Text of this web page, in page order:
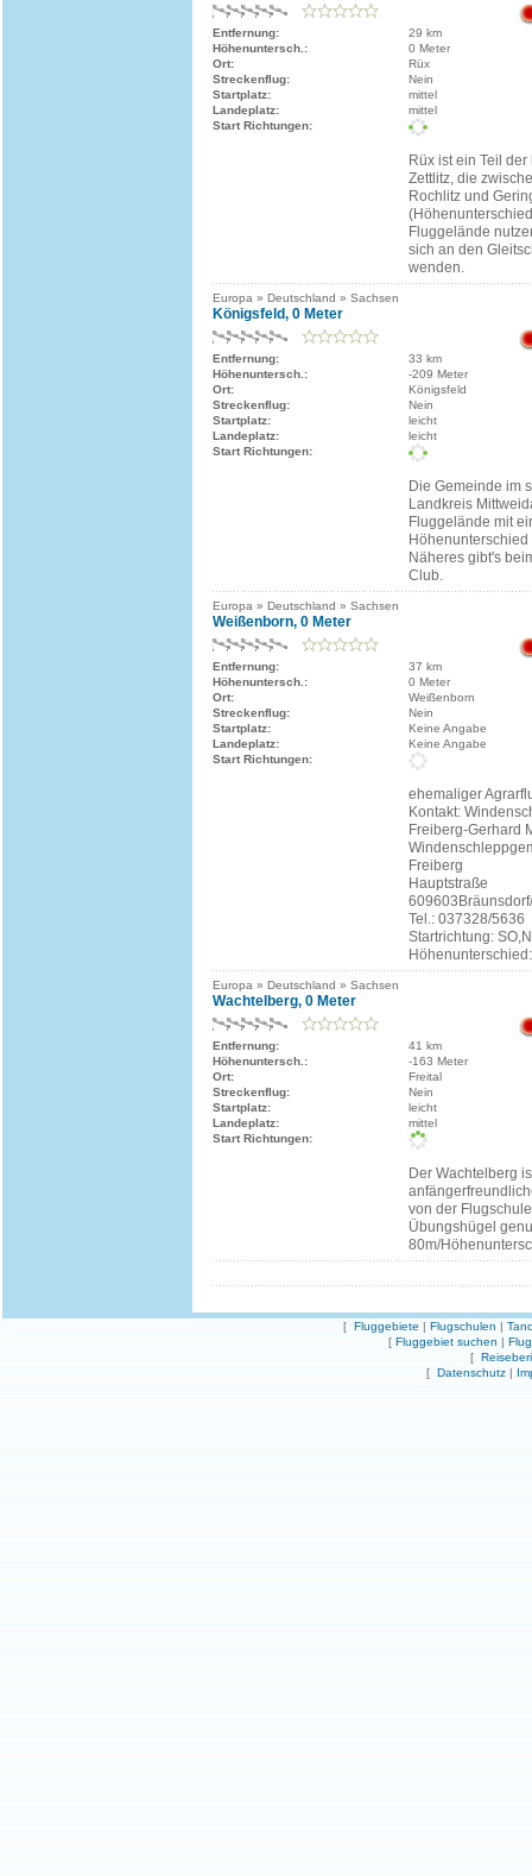
Entfernung:
29 km
Höhenuntersch.:
0 Meter
Ort:
Rüx
Streckenflug:
Nein
Startplatz:
mittel
Landeplatz:
mittel
Start Richtungen:
Rüx ist ein Teil
Zettlitz, die
Rochlitz und
Fluggelände
sich an den
wenden.
Europa » Deutschland » Sachsen
Königsfeld, 0 Meter
Entfernung:
33 km
Höhenuntersch.:
-209 Meter
Ort:
Königsfeld
Streckenflug:
Nein
Startplatz:
leicht
Landeplatz:
leicht
Start Richtungen:
Die Gemeinde im
Landkreis
Fluggelände mit
Näheres gibt's
Club.
Europa » Deutschland » Sachsen
Weißenborn, 0 Meter
Entfernung:
37 km
Höhenuntersch.:
0 Meter
Ort:
Weißenborn
Streckenflug:
Nein
Startplatz:
Keine Angabe
Landeplatz:
Keine Angabe
Start Richtungen:
ehemaliger
Kontakt:
Freiberg-Gerhard
Freiberg
Hauptstraße
Tel.: 037328/5636
Startrichtung:
Europa » Deutschland » Sachsen
Wachtelberg, 0 Meter
Entfernung:
41 km
Höhenuntersch.:
-163 Meter
Ort:
Freital
Streckenflug:
Nein
Startplatz:
leicht
Landeplatz:
mittel
Start Richtungen:
Der Wachtelberg
von der
Übungshügel
80m/
[ Fluggebiete | Flugschulen |
[ Fluggebiet suchen |
[
[ Datenschutz |